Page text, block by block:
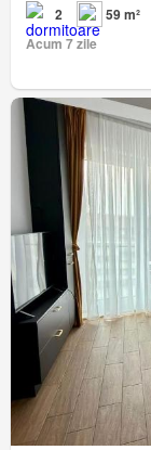
2
59 m²
Acum 7 zile